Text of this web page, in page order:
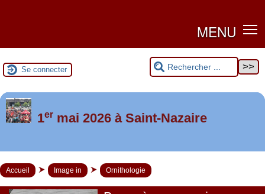
MENU
Se connecter
Foutez-nous la paix !
1ermai 2026 à Saint-Nazaire
Accueil Image in Ornithologie